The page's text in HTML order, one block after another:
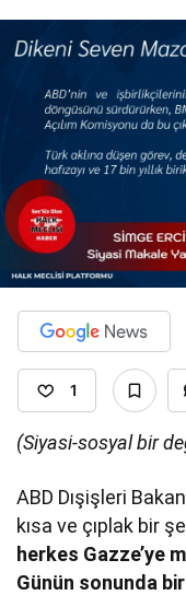
1
(Siyasi-sosyal bir
ABD Dışişleri
kısa ve çıplak bir
herkes Gazze’ye
Günün sonunda